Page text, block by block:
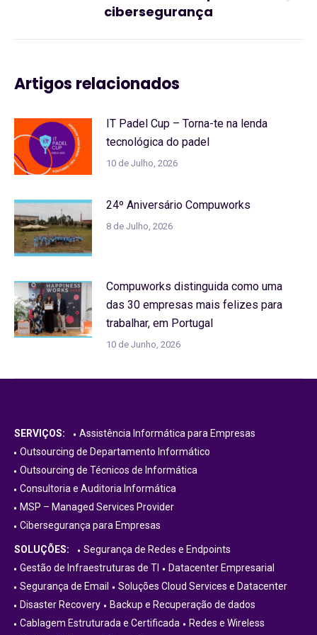
seguinte:
cibersegurança
Artigos relacionados
IT Padel Cup – Torna-te na lenda
tecnológica do padel
10 de Julho, 2026
24º Aniversário Compuworks
8 de Julho, 2026
Compuworks distinguida como uma
das 30 empresas mais felizes para
trabalhar, em Portugal
10 de Junho, 2026
SERVIÇOS:
Assistência Informática para Empresas
Outsourcing de Departamento Informático
Outsourcing de Técnicos de Informática
Consultoria e Auditoria Informática
MSP – Managed Services Provider
Cibersegurança para Empresas
SOLUÇÕES:
Segurança de Redes e Endpoints
Gestão de Infraestruturas de TI
Datacenter Empresarial
Segurança de Email
Soluções Cloud Services e Datacenter
Disaster Recovery
Backup e Recuperação de dados
Cablagem Estruturada e Certificada
Redes e Wireless